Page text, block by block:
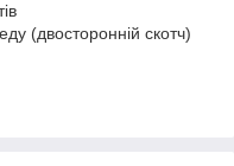
(двосторонній скотч)